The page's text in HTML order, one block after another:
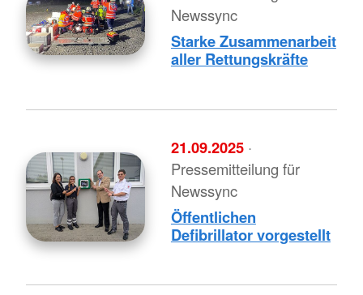
Newssync
Starke Zusammenarbeit
aller Rettungskräfte
21.09.2025 ·
Pressemitteilung für
Newssync
Öffentlichen
Defibrillator vorgestellt